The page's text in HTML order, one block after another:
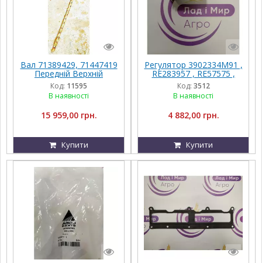
Вал 71389429, 71447419
Передній Верхній
Приводу Грохота
Massey Ferguson
Код: 11595
В наявності
15 959,00 грн.
Купити
Регулятор 3902334M91 ,
RE283957 , RE57575 ,
RE174764 , AL160578
Код: 3512
В наявності
4 882,00 грн.
Купити